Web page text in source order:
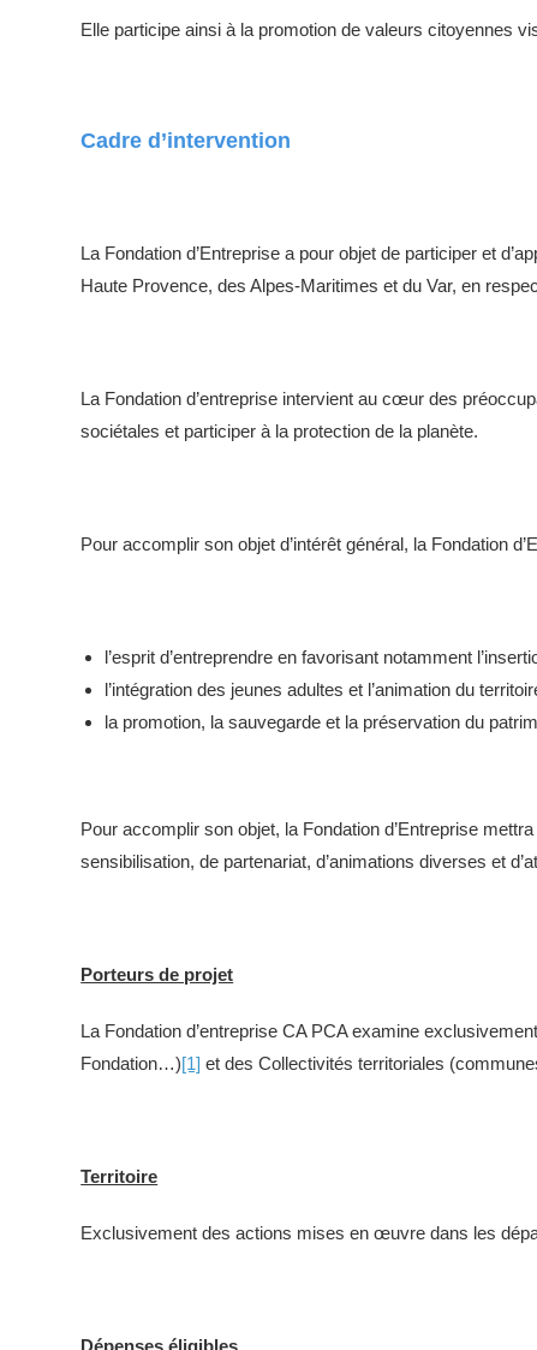
Elle participe ainsi à la promotion de valeurs citoyennes
Cadre d’intervention
La Fondation d’Entreprise a pour objet de participer et
Haute Provence, des Alpes-Maritimes et du Var, en
La Fondation d’entreprise intervient au cœur des
sociétales et participer à la protection de la planète.
Pour accomplir son objet d’intérêt général, la Fondation
l’esprit d’entreprendre en favorisant notamment
l’intégration des jeunes adultes et l’animation du
la promotion, la sauvegarde et la préservation du
Pour accomplir son objet, la Fondation d’Entreprise
sensibilisation, de partenariat, d’animations diverses et
Porteurs de projet
La Fondation d’entreprise CA PCA examine
Fondation…)[1] et des Collectivités territoriales
Territoire
Exclusivement des actions mises en œuvre dans les
Dépenses éligibles